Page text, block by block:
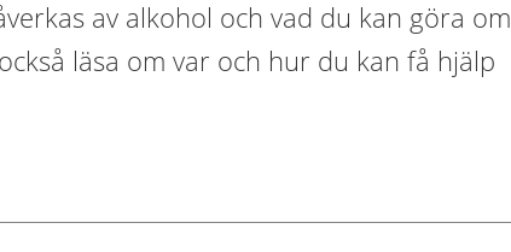
av alkohol och vad du kan göra om
läsa om var och hur du kan få hjälp